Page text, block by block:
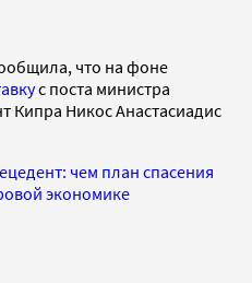
что на фоне
с поста министра
Кипра Никос Анастасиадис
чем план спасения
экономике